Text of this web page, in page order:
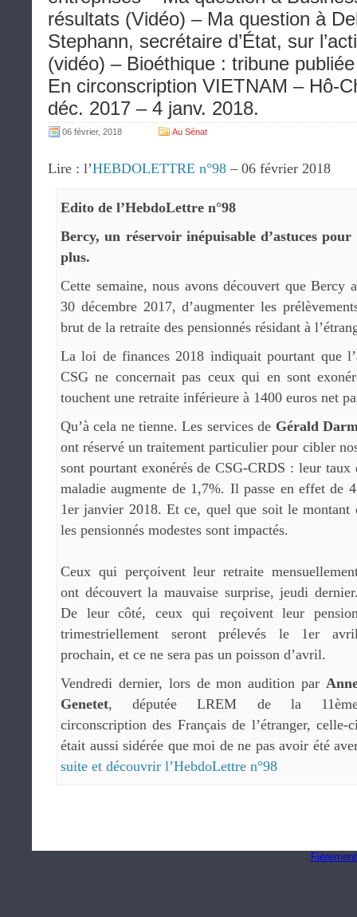
résultats (Vidéo) – Ma question à
Stephann, secrétaire d’État, sur
(vidéo) – Bioéthique : tribune
En circonscription VIETNAM – Hô-
déc. 2017 – 4 janv. 2018.
06 février, 2018 Au Sénat
Lire : l’HEBDOLETTRE n°98 – 06 février 2018
Edito de l’HebdoLettre n°98
Bercy, un réservoir inépuisable d’astuces
plus.
Cette semaine, nous avons découvert que Bercy
30 décembre 2017, d’augmenter les
brut de la retraite des pensionnés résidant à
La loi de finances 2018 indiquait pourtant que
CSG ne concernait pas ceux qui en sont
touchent une retraite inférieure à 1400 euros net
Qu’à cela ne tienne. Les services de Gérald
ont réservé un traitement particulier pour cibler
sont pourtant exonérés de CSG-CRDS : leur taux
maladie augmente de 1,7%. Il passe en effet de
1er janvier 2018. Et ce, quel que soit le montant
les pensionnés modestes sont impactés.
Ceux qui perçoivent leur retraite
ont découvert la mauvaise surprise, jeudi
De leur côté, ceux qui reçoivent leur
trimestriellement seront prélevés le 1er
prochain, et ce ne sera pas un poisson d’avril.
Vendredi dernier, lors de mon audition par
Genetet, députée LREM de la
circonscription des Français de l’étranger, celle-
était aussi sidérée que moi de ne pas avoir été
suite et découvrir l’HebdoLettre n°98